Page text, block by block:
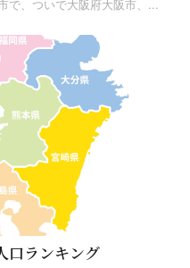
で、ついで大阪府大阪市、...
口ランキング